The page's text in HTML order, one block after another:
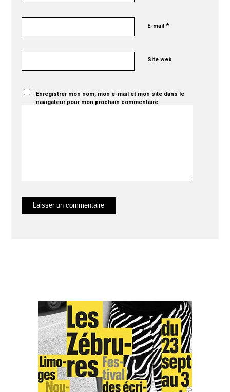
E-mail*
Site web
Enregistrer mon nom, mon e-mail et mon site dans le
navigateur pour mon prochain commentaire.